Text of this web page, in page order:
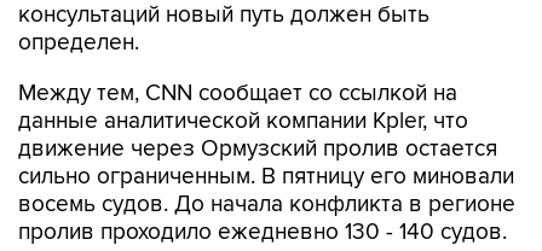
консультаций новый путь должен быть
определен.
Между тем, CNN сообщает со ссылкой на
данные аналитической компании Kpler, что
движение через Ормузский пролив остается
сильно ограниченным. В пятницу его миновали
восемь судов. До начала конфликта в регионе
пролив проходило ежедневно 130 - 140 судов.